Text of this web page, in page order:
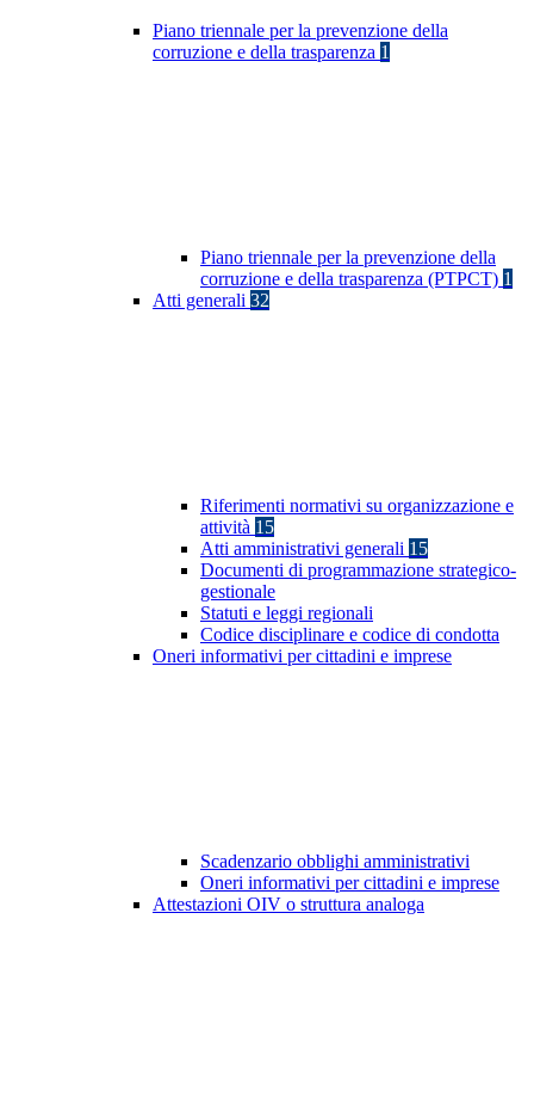
Piano triennale per la prevenzione della
corruzione e della trasparenza 1
Piano triennale per la prevenzione della
corruzione e della trasparenza (PTPCT) 1
Atti generali 32
Riferimenti normativi su organizzazione e
attività 15
Atti amministrativi generali 15
Documenti di programmazione strategico-
gestionale
Statuti e leggi regionali
Codice disciplinare e codice di condotta
Oneri informativi per cittadini e imprese
Scadenzario obblighi amministrativi
Oneri informativi per cittadini e imprese
Attestazioni OIV o struttura analoga